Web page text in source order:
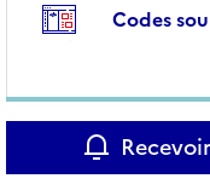
Codes